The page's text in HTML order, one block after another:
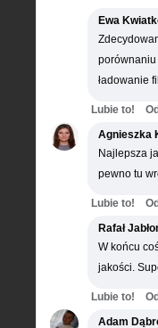
Ewa
porównaniu
ładowanie
Lubie to!
Agnieszka
Najlepsza
pewno tu
Lubie to!
Rafał
W końcu
jakości.
Lubie to!
Adam